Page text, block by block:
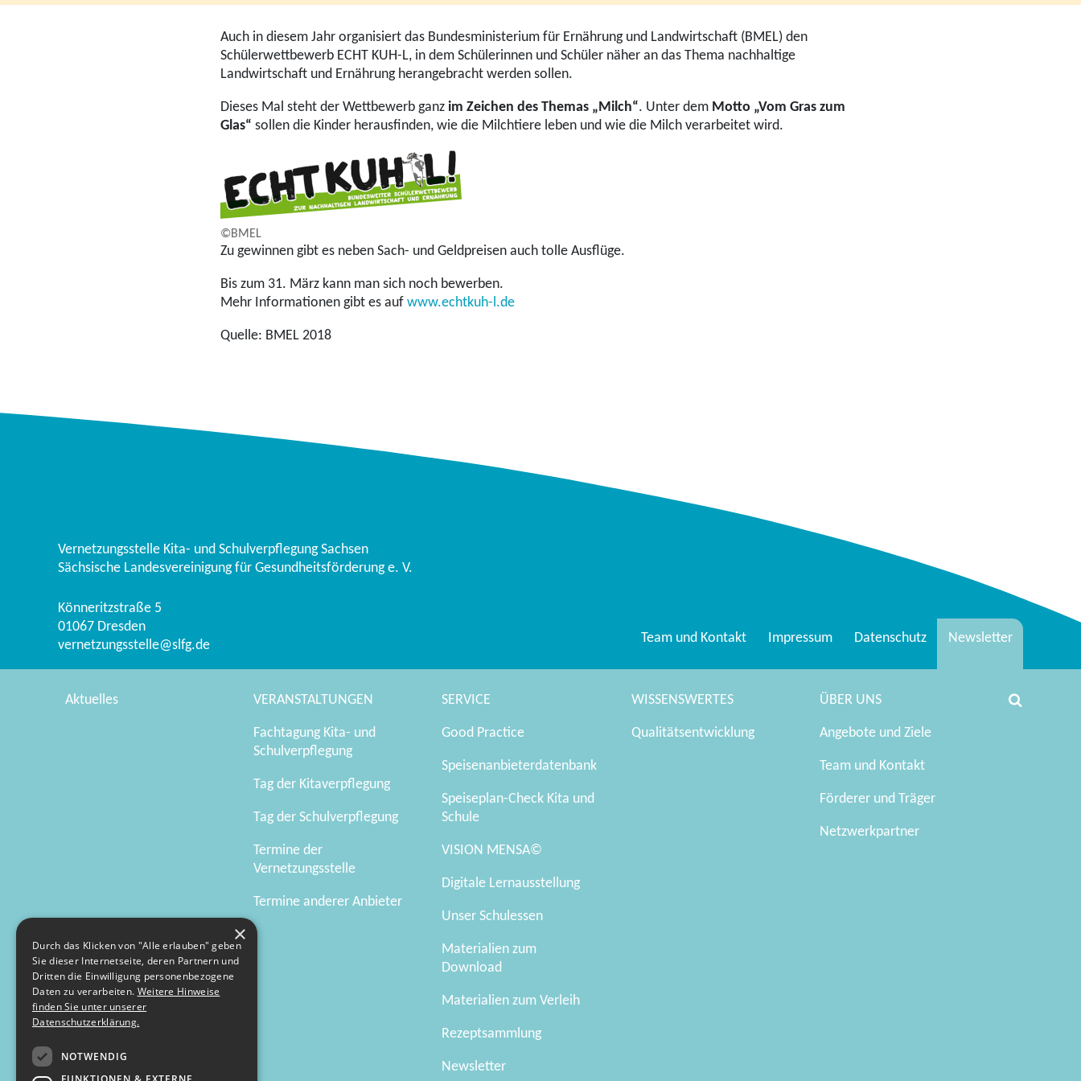
Auch in diesem Jahr organisiert das Bundesministerium für Ernährung und Landwirtschaft (BMEL) den
Schülerwettbewerb ECHT KUH-L, in dem Schülerinnen und Schüler näher an das Thema nachhaltige
Landwirtschaft und Ernährung herangebracht werden sollen.
Dieses Mal steht der Wettbewerb ganzim Zeichen des Themas „Milch“. Unter dem Motto „Vom Gras zum
Glas“ sollen die Kinder herausfinden, wie die Milchtiere leben und wie die Milch verarbeitet wird.
©BMEL
Zu gewinnen gibt es neben Sach- und Geldpreisen auch tolle Ausflüge.
Bis zum 31. März kann man sich noch bewerben.
Mehr Informationen gibt es auf www.echtkuh-l.de
Quelle: BMEL 2018
Vernetzungsstelle Kita- und Schulverpflegung Sachsen
Sächsische Landesvereinigung für Gesundheitsförderung e. V.
Könneritzstraße 5
01067 Dresden
vernetzungsstelle@slfg.de
Team und Kontakt Impressum Datenschutz Newsletter
Aktuelles VERANSTALTUNGEN
Fachtagung Kita- und
Schulverpflegung
Tag der Kitaverpflegung
Tag der Schulverpflegung
Termine der
Vernetzungsstelle
Termine anderer Anbieter
SERVICE
Good Practice
Speisenanbieterdatenbank
Speiseplan-Check Kita und
Schule
VISION MENSA©
Digitale Lernausstellung
Unser Schulessen
Materialien zum
Download
Materialien zum Verleih
Rezeptsammlung
Newsletter
WISSENSWERTES
Qualitätsentwicklung
ÜBER UNS
Angebote und Ziele
Team und Kontakt
Förderer und Träger
Netzwerkpartner
×
Durch das Klicken von "Alle erlauben" geben
Sie dieser Internetseite, deren Partnern und
Dritten die Einwilligung personenbezogene
Daten zu verarbeiten. Weitere Hinweise
finden Sie unter unserer
Datenschutzerklärung.
NOTWENDIG